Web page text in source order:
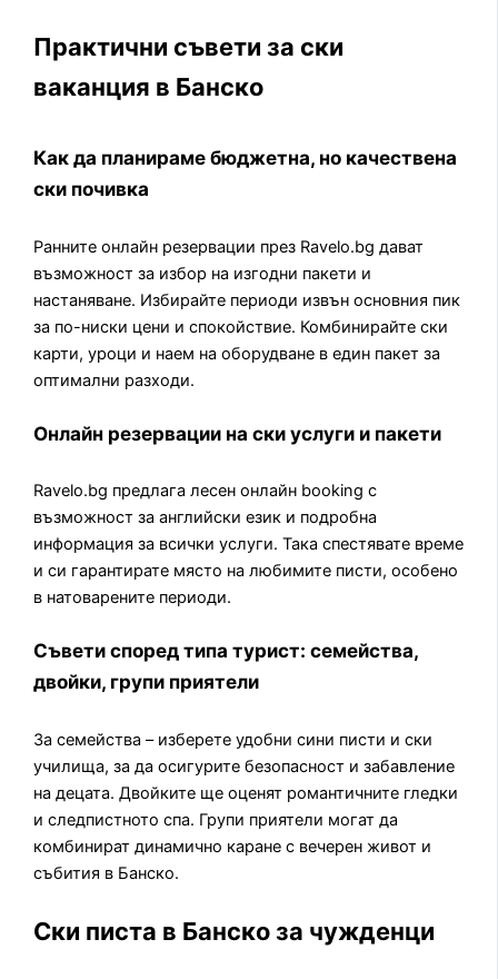
Практични съвети за ски
ваканция в Банско
Как да планираме бюджетна, но качествена
ски почивка
Ранните онлайн резервации през Ravelo.bg дават
възможност за избор на изгодни пакети и
настаняване. Избирайте периоди извън основния пик
за по-ниски цени и спокойствие. Комбинирайте ски
карти, уроци и наем на оборудване в един пакет за
оптимални разходи.
Онлайн резервации на ски услуги и пакети
Ravelo.bg предлага лесен онлайн booking с
възможност за английски език и подробна
информация за всички услуги. Така спестявате време
и си гарантирате място на любимите писти, особено
в натоварените периоди.
Съвети според типа турист: семейства,
двойки, групи приятели
За семейства – изберете удобни сини писти и ски
училища, за да осигурите безопасност и забавление
на децата. Двойките ще оценят романтичните гледки
и следпистното спа. Групи приятели могат да
комбинират динамично каране с вечерен живот и
събития в Банско.
Ски писта в Банско за чужденци